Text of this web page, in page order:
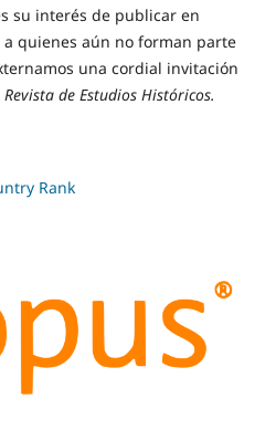
su interés de publicar en
quienes aún no forman parte
una cordial invitación
Revista de Estudios Históricos.